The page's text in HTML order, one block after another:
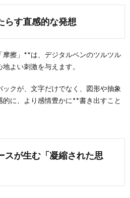
らす直感的な発想
擦」**は、デジタルペンのツルツル
よい刺激を与えます。
クが、文字だけでなく、図形や抽象
に、より感情豊かに**書き出すこと
スが生む「凝縮された思